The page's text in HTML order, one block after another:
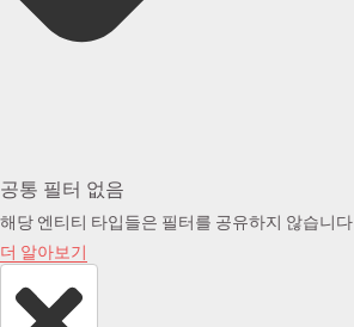
공통 필터 없음
해당 엔티티 타입들은 필터를 공유하지 않습니다
더 알아보기